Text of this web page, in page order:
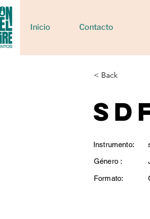
Inicio Contacto
< Back
Instrumento:
Género :
Formato: